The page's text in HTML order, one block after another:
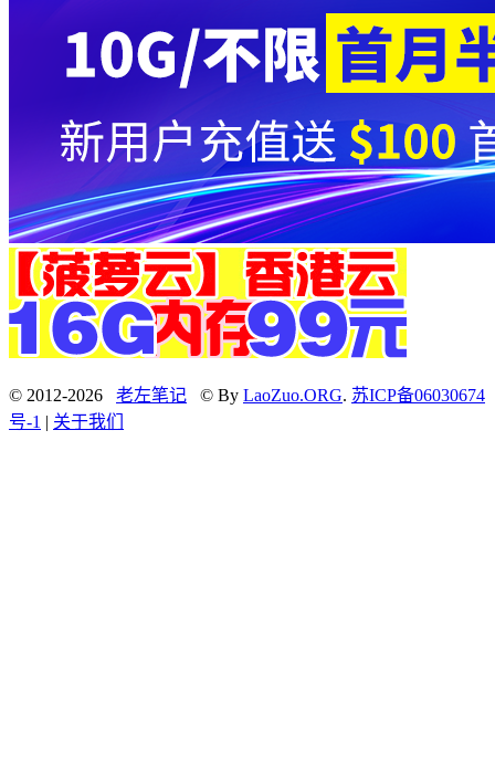
© 2012-2026 老左笔记 © By LaoZuo.ORG. 苏ICP备06030674
号-1 | 关于我们